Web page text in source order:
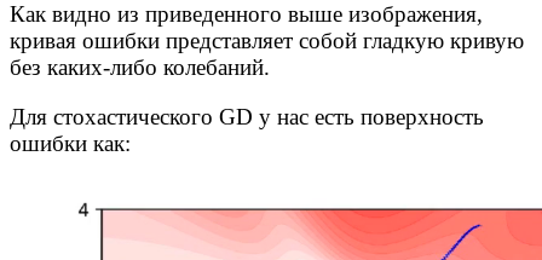
Как видно из приведенного выше изображения,
кривая ошибки представляет собой гладкую кривую
без каких-либо колебаний.
Для стохастического GD у нас есть поверхность
ошибки как: